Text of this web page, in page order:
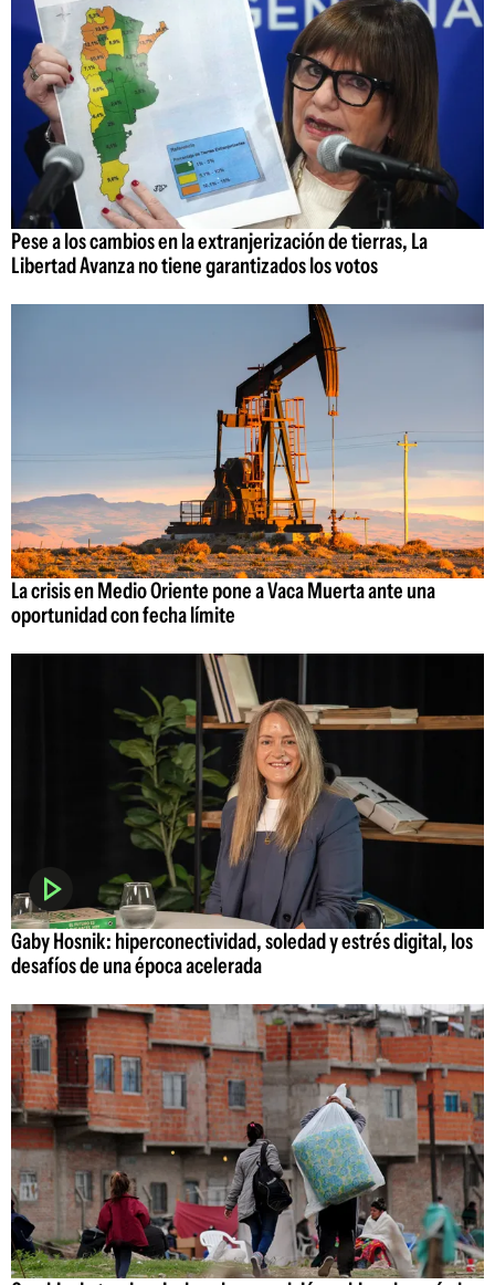
Pese a los cambios en la extranjerización de tierras, La
Libertad Avanza no tiene garantizados los votos
La crisis en Medio Oriente pone a Vaca Muerta ante una
oportunidad con fecha límite
Gaby Hosnik: hiperconectividad, soledad y estrés digital, los
desafíos de una época acelerada